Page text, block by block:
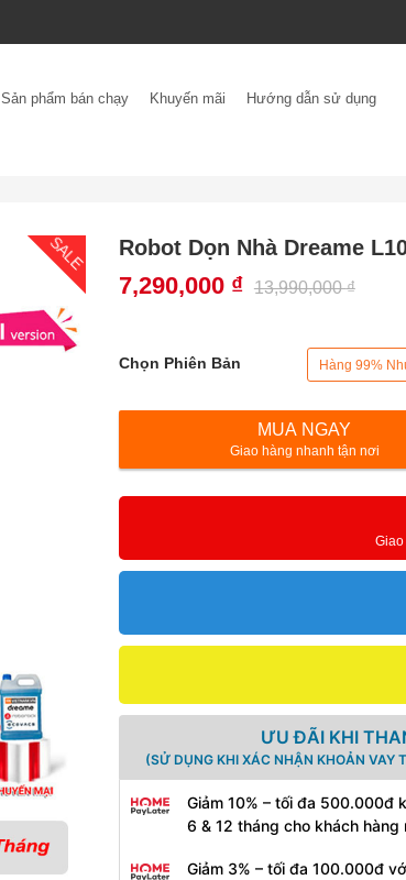
Sản phẩm bán chạy Khuyến mãi
Hướng dẫn sử dụng
SALE Robot Dọn Nhà Dreame
7,290,000 ₫ 13,990,000₫
Chọn Phiên Bản Hàng 99%
7,290,000 ₫ 13,990,000₫
Nhà
Dreame
Tế
MUA NGAY
Giao hàng nhanh tận nơi
ƯU ĐÃI KHI
(SỬ DỤNG KHI XÁC NHẬN KHOẢN VAY
Giảm 10% – tối đa 500.000đ
6 & 12 tháng cho khách hàng
Giảm 3% – tối đa 100.000đ